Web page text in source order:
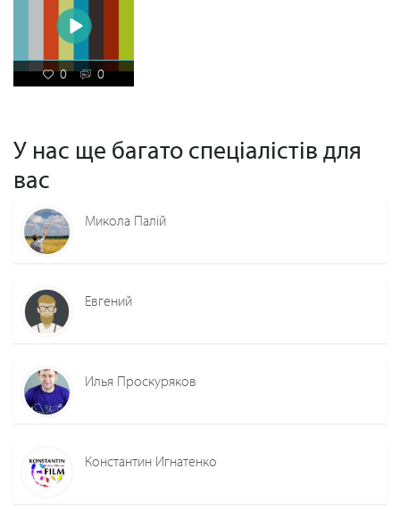
0 0
У нас ще багато спеціалістів для
вас
Микола Палій
Евгений
Илья Проскуряков
Константин Игнатенко